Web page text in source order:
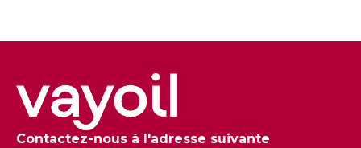
Contactez-nous à l'adresse suivante